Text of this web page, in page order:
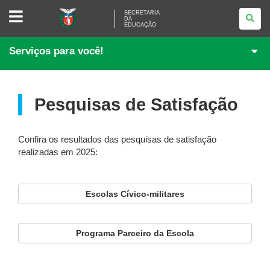
SECRETARIA
EDUCAÇÃO
SECRETARIA
DA
EDUCAÇÃO
Serviços para você!
Pesquisas de Satisfação
Confira os resultados das pesquisas de satisfação
realizadas em 2025:
Escolas Cívico-militares
Programa Parceiro da Escola